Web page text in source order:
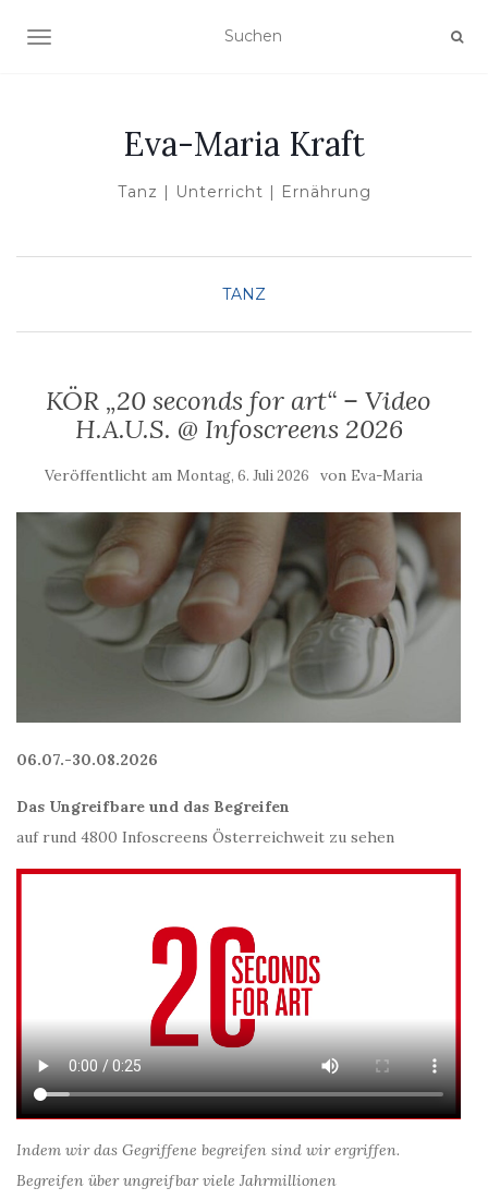
NAVIGATION UMSCHALTEN
Eva-Maria Kraft
Tanz | Unterricht | Ernährung
TANZ
KÖR „20 seconds for art“ – Video
H.A.U.S. @ Infoscreens 2026
Veröffentlicht am Montag, 6. Juli 2026 von Eva-Maria
06.07.-30.08.2026
Das Ungreifbare und das Begreifen
auf rund 4800 Infoscreens Österreichweit zu sehen
Indem wir das Gegriffene begreifen sind wir ergriffen.
Begreifen über ungreifbar viele Jahrmillionen